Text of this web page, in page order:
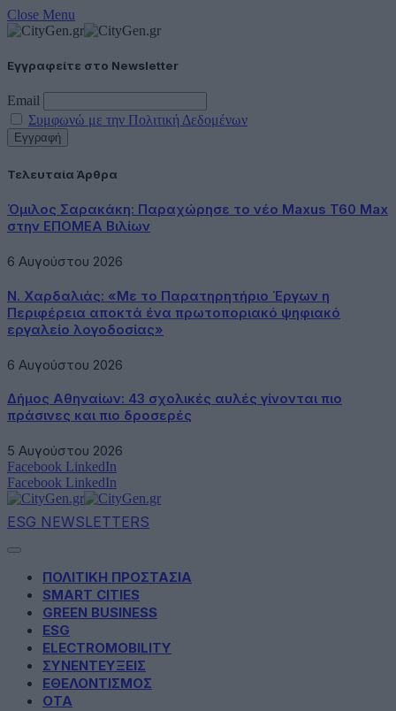
Close Menu
Εγγραφείτε στο Newsletter
Email
Συμφωνώ με την Πολιτική Δεδομένων
Τελευταία Άρθρα
Όμιλος Σαρακάκη: Παραχώρησε το νέο Maxus T60 Max
στην ΕΠΟΜΕΑ Βιλίων
6 Αυγούστου 2026
Ν. Χαρδαλιάς: «Με το Παρατηρητήριο Έργων η
Περιφέρεια αποκτά ένα πρωτοποριακό ψηφιακό
εργαλείο λογοδοσίας»
6 Αυγούστου 2026
Δήμος Αθηναίων: 43 σχολικές αυλές γίνονται πιο
πράσινες και πιο δροσερές
5 Αυγούστου 2026
Facebook LinkedIn
Facebook LinkedIn
ESG NEWSLETTERS
ΠΟΛΙΤΙΚΗ ΠΡΟΣΤΑΣΙΑ
SMART CITIES
GREEN BUSINESS
ESG
ELECTROMOBILITY
ΣΥΝΕΝΤΕΥΞΕΙΣ
ΕΘΕΛΟΝΤΙΣΜΟΣ
ΟΤΑ